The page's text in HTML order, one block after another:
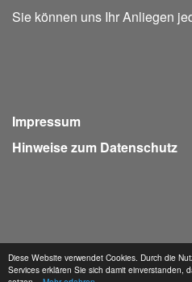
Diese Website verwendet Cookies. Durch die
Services erklären Sie sich damit einverstanden,
Sie können uns Ihr Anliegen
Impressum
Hinweise zum Datenschutz
Webdesign